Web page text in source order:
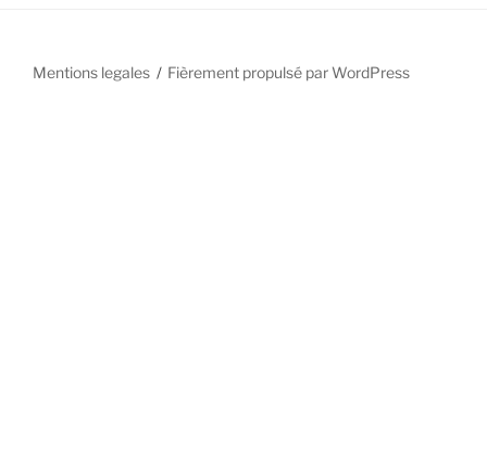
Mentions legales Fièrement propulsé par WordPress